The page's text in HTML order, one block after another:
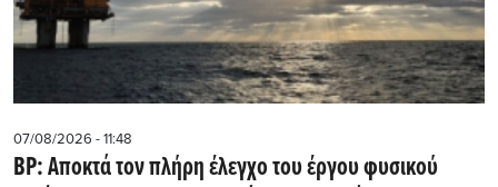
07/08/2026 - 11:48
BP: Αποκτά τον πλήρη έλεγχο του έργου φυσικού